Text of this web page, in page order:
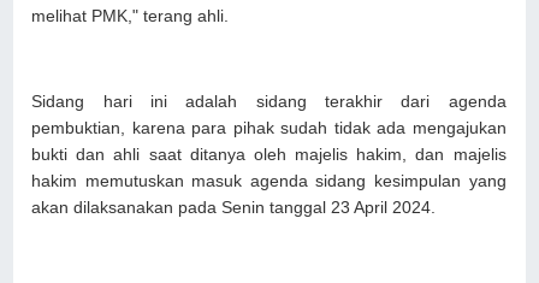
melihat PMK," terang ahli.
Sidang hari ini adalah sidang terakhir dari agenda
pembuktian, karena para pihak sudah tidak ada mengajukan
bukti dan ahli saat ditanya oleh majelis hakim, dan majelis
hakim memutuskan masuk agenda sidang kesimpulan yang
akan dilaksanakan pada Senin tanggal 23 April 2024.